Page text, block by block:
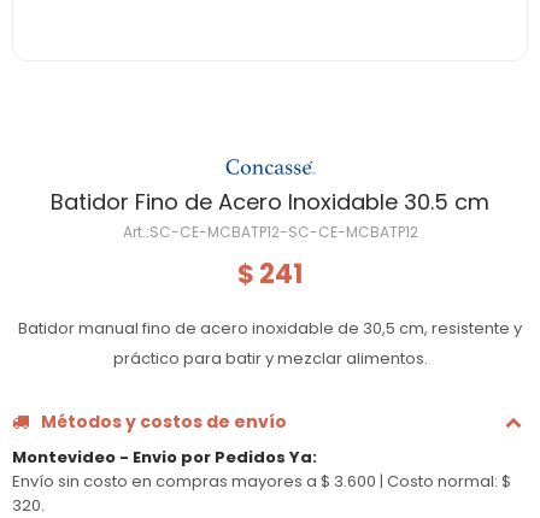
Batidor Fino de Acero Inoxidable 30.5 cm
SC-CE-MCBATP12-SC-CE-MCBATP12
$ 241
Batidor manual fino de acero inoxidable de 30,5 cm, resistente y
práctico para batir y mezclar alimentos.
Métodos y costos de envío
Montevideo - Envio por Pedidos Ya:
Envío sin costo en compras mayores a $ 3.600 | Costo normal: $
320.